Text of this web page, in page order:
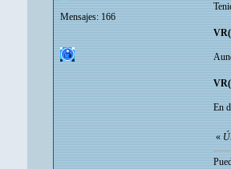
Mensajes: 166
En
«